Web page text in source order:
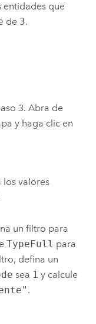
entidades que
de 3.
3. Abra de
y haga clic en
los valores
un filtro para
TypeFull para
defina un
sea 1 y calcule
.